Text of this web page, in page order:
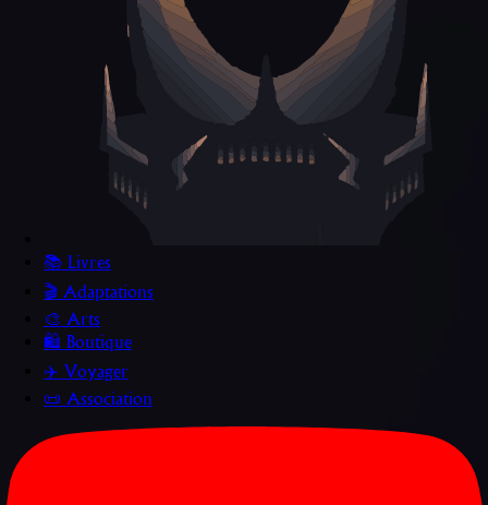
📚 Livres
🎬 Adaptations
🎨 Arts
🛍️ Boutique
✈️ Voyager
📜 Association